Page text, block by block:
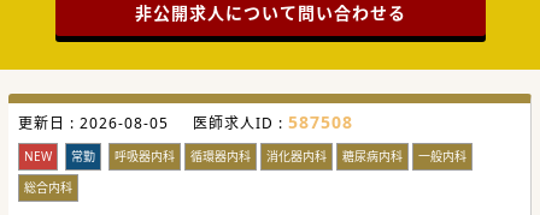
非公開求人について問い合わせる
更新日 : 2026-08-05 医師求人ID : 587508
NEW 常勤 呼吸器内科 循環器内科 消化器内科 糖尿病内科
一般内科
総合内科